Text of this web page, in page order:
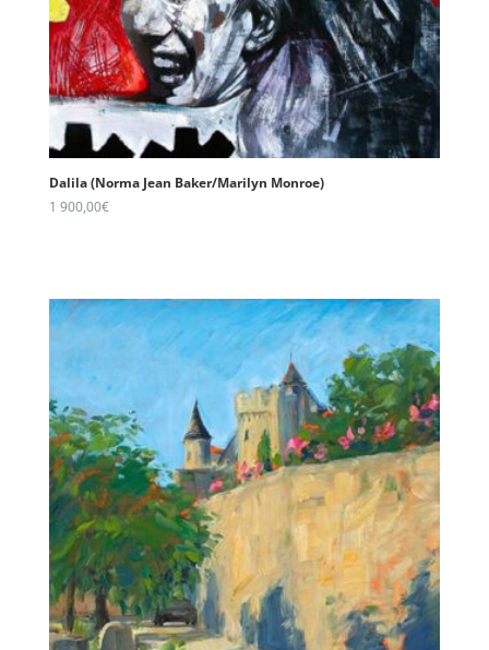
Dalila (Norma Jean Baker/Marilyn Monroe)
1 900,00€